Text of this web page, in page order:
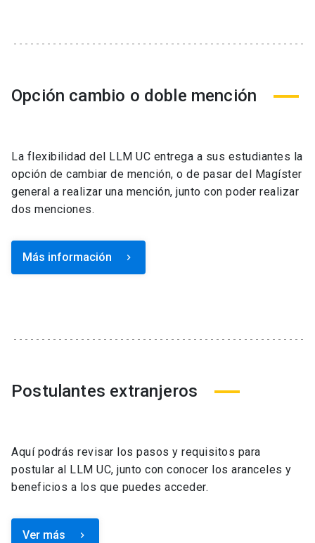
Opción cambio o doble mención
La flexibilidad del LLM UC entrega a sus estudiantes la
opción de cambiar de mención, o de pasar del Magíster
general a realizar una mención, junto con poder realizar
dos menciones.
Más información keyboard_arrow_right
Postulantes extranjeros
Aquí podrás revisar los pasos y requisitos para
postular al LLM UC, junto con conocer los aranceles y
beneficios a los que puedes acceder.
Ver más keyboard_arrow_right